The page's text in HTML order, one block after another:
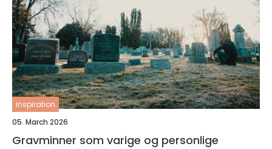
inspiration
05. March 2026
Gravminner som varige og personlige